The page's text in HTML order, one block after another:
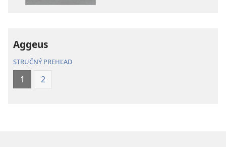
Aggeus
STRUČNÝ PREHĽAD
1 2